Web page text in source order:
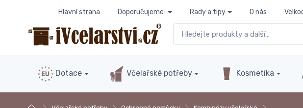
Hlavní strana Doporučujeme: Rady a tipy O nás
Dotace Včelařské potřeby Kosmetika